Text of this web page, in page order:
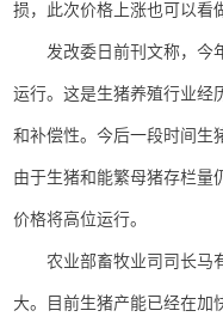
损，此次价格上涨也可以看
发改委日前刊文称，今年
运行。这是生猪养殖行业经
和补偿性。今后一段时间生
由于生猪和能繁母猪存栏量
价格将高位运行。
农业部畜牧业司司长马有
大。目前生猪产能已经在加